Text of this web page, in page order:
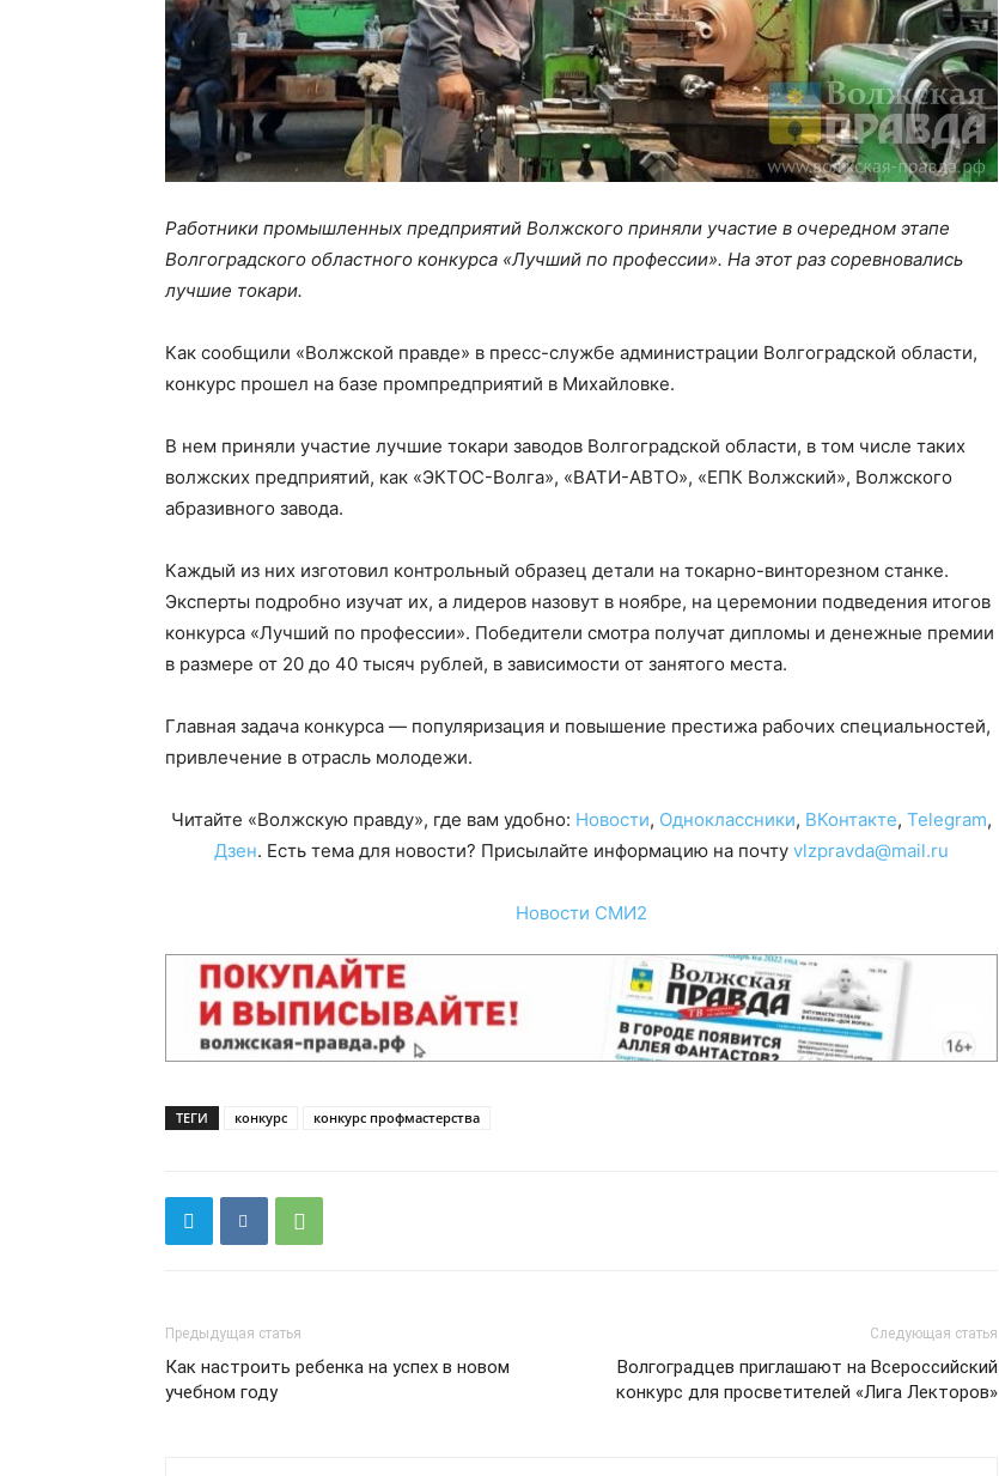
Работники промышленных предприятий Волжского приняли участие в очередном этапе
Волгоградского областного конкурса «Лучший по профессии». На этот раз соревновались
лучшие токари.
Как сообщили «Волжской правде» в пресс-службе администрации Волгоградской области,
конкурс прошел на базе промпредприятий в Михайловке.
В нем приняли участие лучшие токари заводов Волгоградской области, в том числе таких
волжских предприятий, как «ЭКТОС-Волга», «ВАТИ-АВТО», «ЕПК Волжский», Волжского
абразивного завода.
Каждый из них изготовил контрольный образец детали на токарно-винторезном станке.
Эксперты подробно изучат их, а лидеров назовут в ноябре, на церемонии подведения итогов
конкурса «Лучший по профессии». Победители смотра получат дипломы и денежные премии
в размере от 20 до 40 тысяч рублей, в зависимости от занятого места.
Главная задача конкурса — популяризация и повышение престижа рабочих специальностей,
привлечение в отрасль молодежи.
Читайте «Волжскую правду», где вам удобно: Новости, Одноклассники, ВКонтакте, Telegram,
Дзен. Есть тема для новости? Присылайте информацию на почту vlzpravda@mail.ru
Новости СМИ2
ТЕГИ конкурс конкурс профмастерства
Предыдущая статья
Как настроить ребенка на успех в новом
учебном году
Следующая статья
Волгоградцев приглашают на Всероссийский
конкурс для просветителей «Лига Лекторов»